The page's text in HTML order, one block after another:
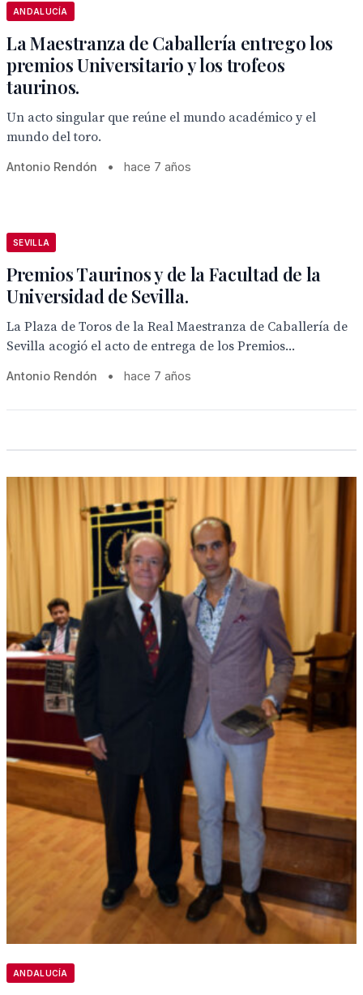
ANDALUCÍA
La Maestranza de Caballería entrego los
premios Universitario y los trofeos
taurinos.
Un acto singular que reúne el mundo académico y el
mundo del toro.
Antonio Rendón • hace 7 años
SEVILLA
Premios Taurinos y de la Facultad de la
Universidad de Sevilla.
La Plaza de Toros de la Real Maestranza de Caballería de
Sevilla acogió el acto de entrega de los Premios...
Antonio Rendón • hace 7 años
ANDALUCÍA